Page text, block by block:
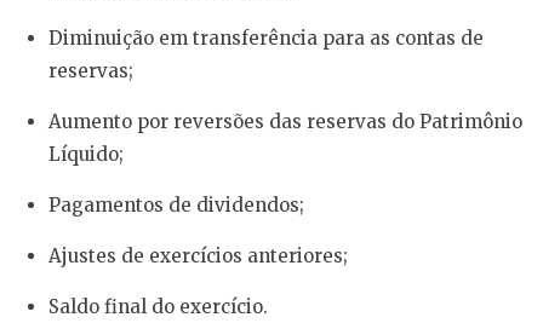
Diminuição em transferência para as contas de
reservas;
Aumento por reversões das reservas do Patrimônio
Líquido;
Pagamentos de dividendos;
Ajustes de exercícios anteriores;
Saldo final do exercício.